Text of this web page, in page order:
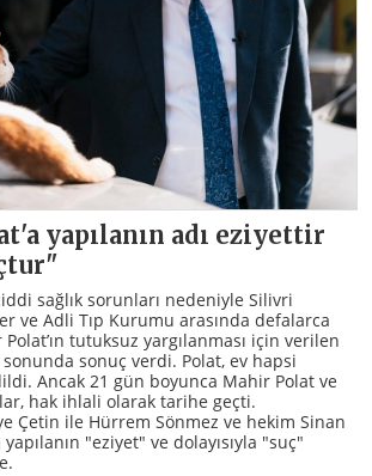
yapılanın adı eziyettir
sağlık sorunları nedeniyle Silivri
ve Adli Tıp Kurumu arasında defalarca
tutuksuz yargılanması için verilen
sonuç verdi. Polat, ev hapsi
Ancak 21 gün boyunca Mahir Polat ve
hak ihlali olarak tarihe geçti.
Çetin ile Hürrem Sönmez ve hekim Sinan
"eziyet" ve dolayısıyla "suç"